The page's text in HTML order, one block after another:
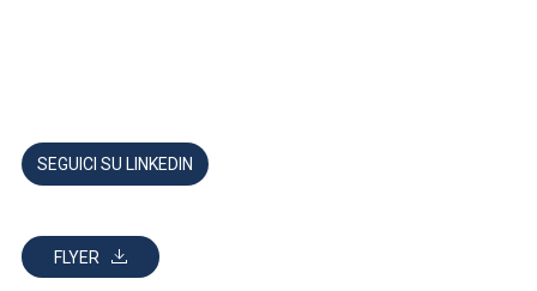
SEGUICI SU LINKEDIN
FLYER